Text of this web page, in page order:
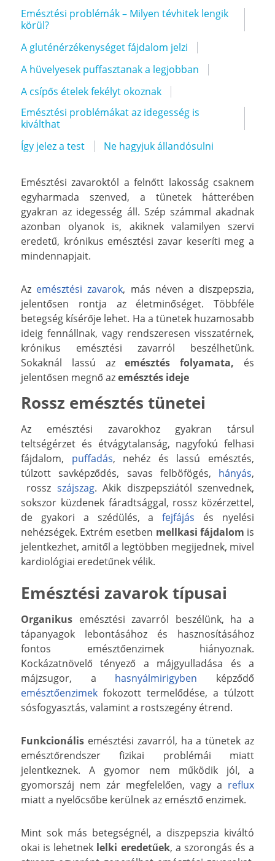
Emésztési problémák – Milyen tévhitek lengik
körül?
A gluténérzékenységet fájdalom jelzi
A hüvelyesek puffasztanak a legjobban
A csípős ételek fekélyt okoznak
Emésztési problémákat az idegesség is
kiválthat
Így jelez a test
Ne hagyjuk állandósulni
Emésztési zavaroktól a felnőtt lakosság csaknem
egyharmada szenved, a tünetek hátterében
gyakran az idegesség áll. Szép számmal akadnak
azonban olyanok is, akiknek valamilyen szervi
eredetű, krónikus emésztési zavar keseríti meg a
mindennapjait.
Az emésztési zavarok, más néven a diszpepszia,
jelentősen rontja az életminőséget. Többféle
betegség kísérője lehet. Ha a tünetek huzamosabb
ideig fennállnak, vagy rendszeresen visszatérnek,
krónikus emésztési zavarról beszélhetünk.
Sokaknál lassú azemésztés folyamata, és
jelentősen megnő azemésztés ideje
Rossz emésztés tünetei
Az emésztési zavarokhoz gyakran társul
teltségérzet és étvágytalanság, nagyfokú felhasi
fájdalom, puffadás, nehéz és lassú emésztés,
túlzott savképződés, savas felböfögés, hányás,
rossz szájszag. Akik diszpepsziától szenvednek,
sokszor küzdenek fáradtsággal, rossz közérzettel,
de gyakori a szédülés, afejfájás és nyelési
nehézségek. Extrém esetben mellkasi fájdalom is
jelentkezhet, amitől a legtöbben megijednek, mivel
kardiológiai eredetűnek vélik.
Emésztési zavarok típusai
Organikus emésztési zavarról beszélünk, ha a
tápanyagok lebontásához és hasznosításához
fontos emésztőenzimek hiányoznak.
Kockázatnövelő tényező a májgyulladása és a
májzsugor, a hasnyálmirigyben képződő
emésztőenzimek fokozott termelődése, a túlzott
sósfogyasztás, valamint a rostszegény étrend.
Funkcionális emésztési zavarról, ha a tünetek az
emésztőrendszer fizikai problémái miatt
jelentkeznek. A gyomor nem működik jól, a
gyomorszáj nem zár megfelelően, vagy a reflux
miatt a nyelőcsőbe kerülnek az emésztő enzimek.
Mint sok más betegségnél, a diszpepszia kiváltó
okai is lehetnek lelki eredetűek, a szorongás és a